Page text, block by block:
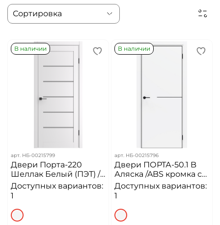
В наличии
арт. НБ-00215799
Двери Порта-220
Шеллак Белый (ПЭТ) /
Графит сатинат
Доступных вариантов:
1
В наличии
арт. НБ-00215796
Двери ПОРТА-50.1 B
Аляска /ABS кромка с
4-х сторон /ЧМ
Доступных вариантов:
1